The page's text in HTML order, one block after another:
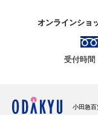
オンラインショ
受付時間
小田急